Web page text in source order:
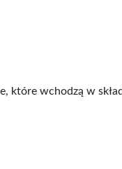
które wchodzą w